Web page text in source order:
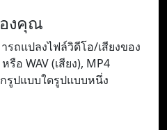
งคุณ
ถแปลงไฟล์วิดีโอ/เสียงของ
อ WAV (เสียง), MP4
รูปแบบใดรูปแบบหนึ่ง